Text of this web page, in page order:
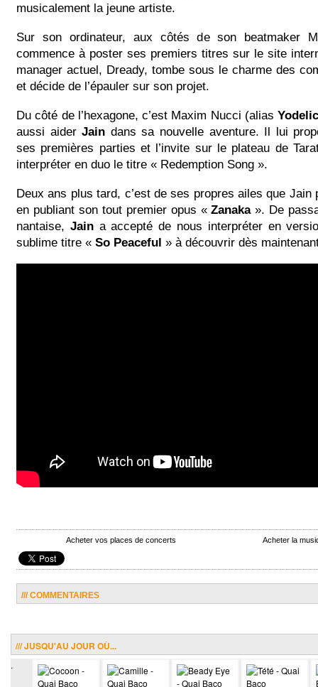
musicalement la jeune artiste.
Sur son ordinateur, aux côtés de son beatmaker
commence à poster ses premiers titres sur le site
manager actuel, Dready, tombe sous le charme des
et décide de l’épauler sur son projet.
Du côté de l’hexagone, c’est Maxim Nucci (alias
aussi aiderJain dans sa nouvelle aventure. Il lui
ses premières parties et l’invite sur le plateau de
interpréter en duo le titre « Redemption Song ».
Deux ans plus tard, c’est de ses propres ailes que Jain
en publiant son tout premier opus «Zanaka». De
nantaise, Jaina accepté de nous interpréter en
sublime titre « So Peaceful » à découvrir dès
Acheter vos places de concerts Acheter la
/// COMMENTAIRES
/// JUSQU'AU JOUR OÙ...
.